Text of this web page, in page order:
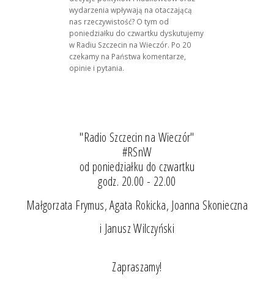
wydarzenia wpływają na otaczającą
nas rzeczywistość? O tym od
poniedziałku do czwartku dyskutujemy
w Radiu Szczecin na Wieczór. Po 20
czekamy na Państwa komentarze,
opinie i pytania.
"Radio Szczecin na Wieczór"
#RSnW
od poniedziałku do czwartku
godz. 20.00 - 22.00
Małgorzata Frymus, Agata Rokicka, Joanna Skonieczna
i Janusz Wilczyński
Zapraszamy!